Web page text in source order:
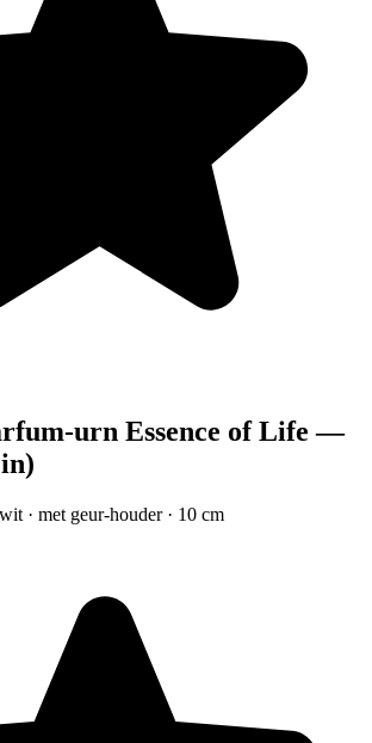
urn Essence of Life —
· met geur-houder · 10 cm